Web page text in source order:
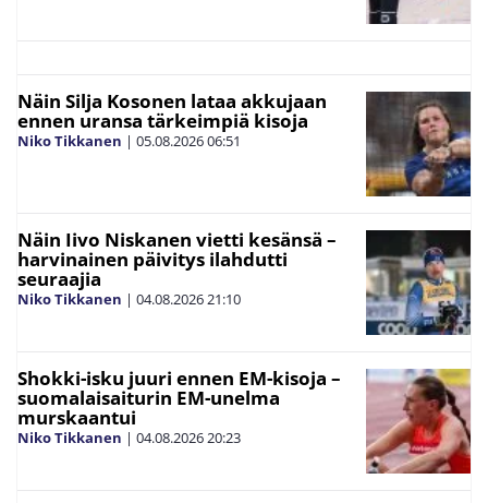
Näin Silja Kosonen lataa akkujaan
ennen uransa tärkeimpiä kisoja
Niko Tikkanen | 05.08.202606:51
Näin Iivo Niskanen vietti kesänsä –
harvinainen päivitys ilahdutti
seuraajia
Niko Tikkanen | 04.08.202621:10
Shokki-isku juuri ennen EM-kisoja –
suomalaisaiturin EM-unelma
murskaantui
Niko Tikkanen | 04.08.202620:23